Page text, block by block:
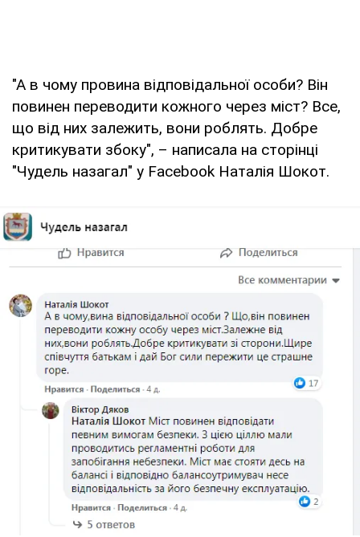
"А в чому провина відповідальної особи? Він
повинен переводити кожного через міст? Все,
що від них залежить, вони роблять. Добре
критикувати збоку", – написала на сторінці
"Чудель назагал" у Facebook Наталія Шокот.